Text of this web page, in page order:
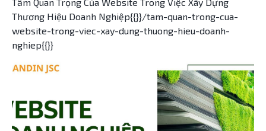
Thương Hiệu Doanh Nghiệp{{}}/tam-quan-trong-cua-
website-trong-viec-xay-dung-thuong-hieu-doanh-
nghiep{{}}